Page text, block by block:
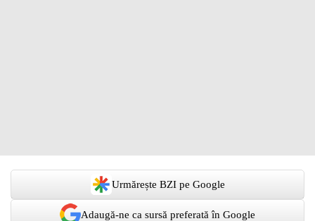
Urmărește BZI pe Google
Adaugă-ne ca sursă preferată în Google